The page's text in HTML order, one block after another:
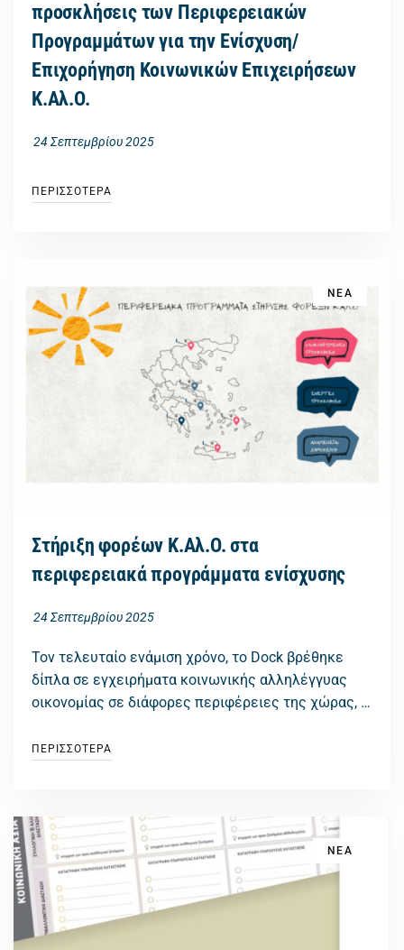
προσκλήσεις των Περιφερειακών
Προγραμμάτων για την Ενίσχυση/
Επιχορήγηση Κοινωνικών Επιχειρήσεων
Κ.Αλ.Ο.
24 Σεπτεμβρίου 2025
ΠΕΡΙΣΣΟΤΕΡΑ
ΝΕΑ
Στήριξη φορέων Κ.Αλ.Ο. στα
περιφερειακά προγράμματα ενίσχυσης
24 Σεπτεμβρίου 2025
Τον τελευταίο ενάμιση χρόνο, το Dock βρέθηκε
δίπλα σε εγχειρήματα κοινωνικής αλληλέγγυας
οικονομίας σε διάφορες περιφέρειες της χώρας, …
ΠΕΡΙΣΣΟΤΕΡΑ
ΝΕΑ